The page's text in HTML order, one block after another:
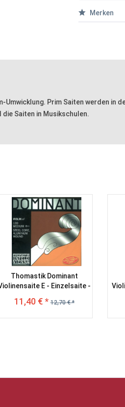
Merken
Prim Saiten werden in
Saiten in Musikschulen.
Thomastik Dominant
E - Einzelsaite -
11,40 € * 12,70 € *